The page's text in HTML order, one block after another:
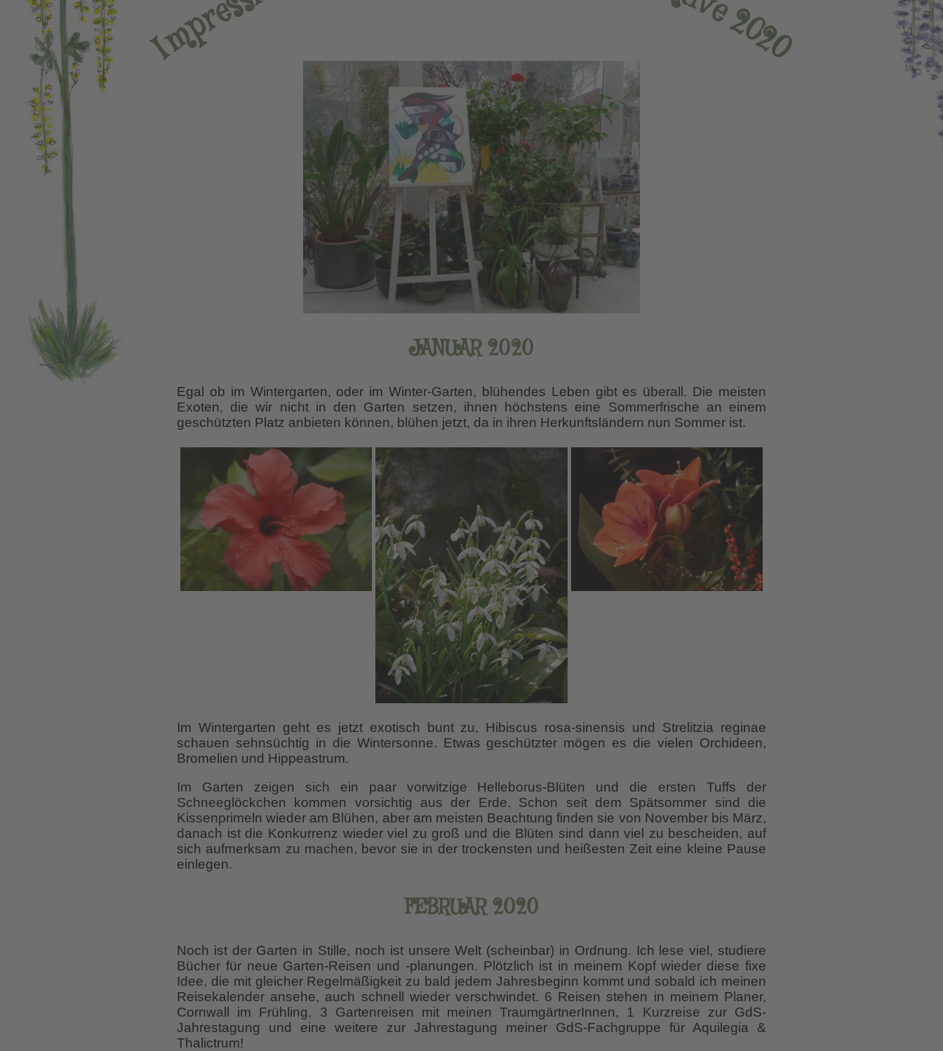
I
m
p
r
e e2
0
2
0
JANUAR 2020
Egal ob im Wintergarten, oder im Winter-Garten, blühendes Leben gibt es überall. Die meisten
Exoten, die wir nicht in den Garten setzen, ihnen höchstens eine Sommerfrische an einem
geschützten Platz anbieten können, blühen jetzt, da in ihren Herkunftsländern nun Sommer ist.
Im Wintergarten geht es jetzt exotisch bunt zu, Hibiscus rosa-sinensis und Strelitzia reginae
schauen sehnsüchtig in die Wintersonne. Etwas geschützter mögen es die vielen Orchideen,
Bromelien und Hippeastrum.
Im Garten zeigen sich ein paar vorwitzige Helleborus-Blüten und die ersten Tuffs der
Schneeglöckchen kommen vorsichtig aus der Erde. Schon seit dem Spätsommer sind die
Kissenprimeln wieder am Blühen, aber am meisten Beachtung finden sie von November bis März,
danach ist die Konkurrenz wieder viel zu groß und die Blüten sind dann viel zu bescheiden, auf
sich aufmerksam zu machen, bevor sie in der trockensten und heißesten Zeit eine kleine Pause
einlegen.
FEBRUAR 2020
Noch ist der Garten in Stille, noch ist unsere Welt (scheinbar) in Ordnung. Ich lese viel, studiere
Bücher für neue Garten-Reisen und -planungen. Plötzlich ist in meinem Kopf wieder diese fixe
Idee, die mit gleicher Regelmäßigkeit zu bald jedem Jahresbeginn kommt und sobald ich meinen
Reisekalender ansehe, auch schnell wieder verschwindet. 6 Reisen stehen in meinem Planer,
Cornwall im Frühling, 3 Gartenreisen mit meinen TraumgärtnerInnen, 1 Kurzreise zur GdS-
Jahrestagung und eine weitere zur Jahrestagung meiner GdS-Fachgruppe für Aquilegia &
Thalictrum!